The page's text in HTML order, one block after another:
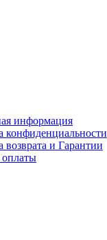
информация
конфиденциальности
возврата и Гарантии